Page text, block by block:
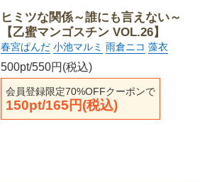
ヒミツな関係～誰にも言えない～
【乙蜜マンゴスチン VOL.26】
春宮ぱんだ 小池マルミ 雨倉ニコ 藻衣
500pt/550円(税込)
会員登録限定70%OFFクーポンで
150pt/165円(税込)